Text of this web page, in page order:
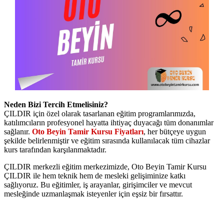
Neden Bizi Tercih Etmelisiniz?
ÇILDIR için özel olarak tasarlanan eğitim programlarımızda,
katılımcıların profesyonel hayatta ihtiyaç duyacağı tüm donanımlar
sağlanır. Oto Beyin Tamir Kursu Fiyatları, her bütçeye uygun
şekilde belirlenmiştir ve eğitim sırasında kullanılacak tüm cihazlar
kurs tarafından karşılanmaktadır.
ÇILDIR merkezli eğitim merkezimizde, Oto Beyin Tamir Kursu
ÇILDIR ile hem teknik hem de mesleki gelişiminize katkı
sağlıyoruz. Bu eğitimler, iş arayanlar, girişimciler ve mevcut
mesleğinde uzmanlaşmak isteyenler için eşsiz bir fırsattır.